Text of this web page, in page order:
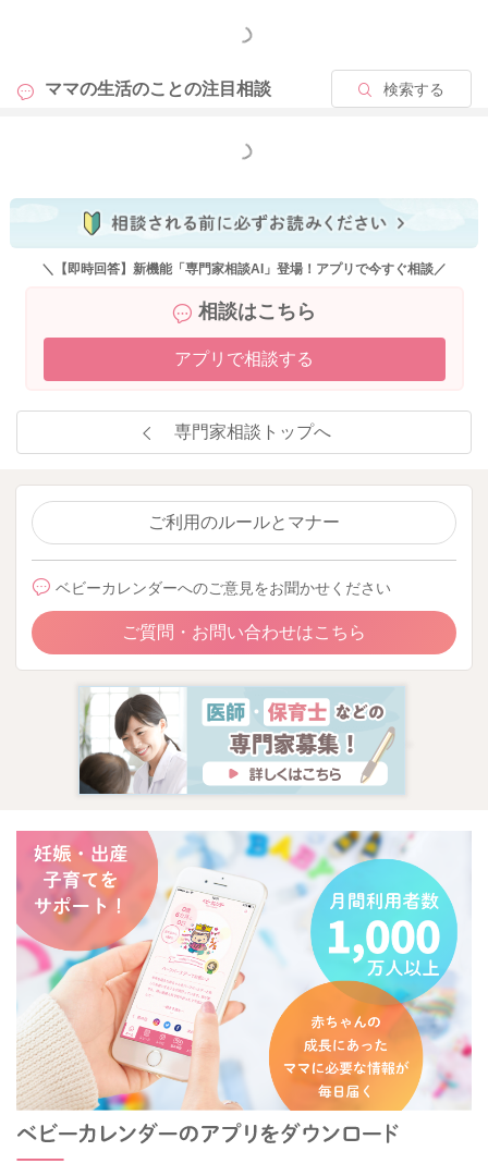
もっと見る
ママの生活のことの注目相談 検索する
もっと見る
＼【即時回答】新機能「専門家相談AI」登場！アプリで今すぐ相談／
相談はこちら
アプリで相談する
専門家相談トップへ
ご利用のルールとマナー
ベビーカレンダーへのご意見をお聞かせください
ご質問・お問い合わせはこちら